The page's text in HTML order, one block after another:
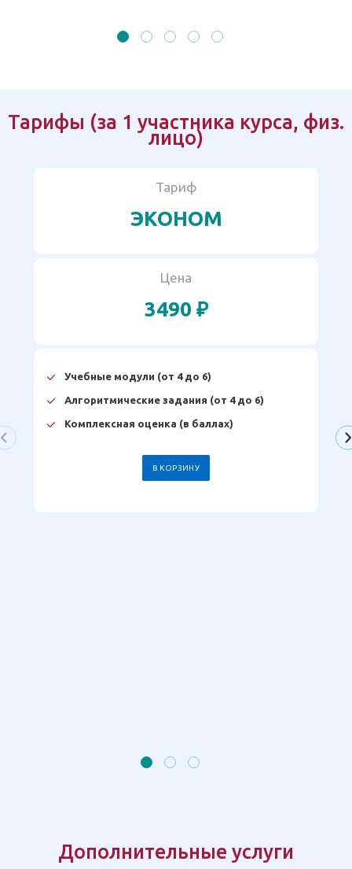
Тарифы (за 1 участника курса, физ.
лицо)
Тариф
ЭКОНОМ
Цена
3490 ₽
Учебные модули (от 4 до 6)
Алгоритмические задания (от 4 до 6)
Комплексная оценка (в баллах)
В КОРЗИНУ
Дополнительные услуги